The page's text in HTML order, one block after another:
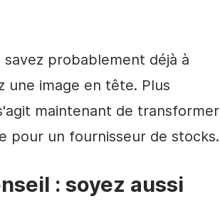
probablement déjà à
une image en tête. Plus
maintenant de transformer
pour un fournisseur de stocks.
: soyez aussi